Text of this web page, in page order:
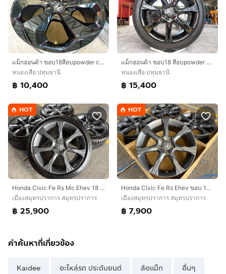
แม็กฮอนด้า ขอบ18สีอบpowder coat ใส่ accord HRV CRV อื่นๆ 5 รู 114
หนองเสือ ปทุมธานี
฿ 10,400
แม็กฮอนด้า ขอบ18 สีอบpowder coat พร้อมยางดันลอป 235 45 18 ปี24 ใส่civic accord อื่นๆ 5 รู 114
หนองเสือ ปทุมธานี
฿ 15,400
HOT
Honda Civic Fe Rs Mc Ehev 18 นิ้ว Top🔥
เมืองสมุทรปราการ สมุทรปราการ
฿ 25,900
HOT
Honda Civic Fe Rs Ehev ขอบ 18 Top 💢
เมืองสมุทรปราการ สมุทรปราการ
฿ 7,900
คำค้นหาที่เกี่ยวข้อง
Kaidee อะไหล่รถ ประดับยนต์ ล้อแม็ก อื่นๆ